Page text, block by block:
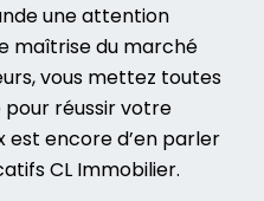
une attention
maîtrise du marché
vous mettez toutes
réussir votre
est encore d’en parler
CL Immobilier.